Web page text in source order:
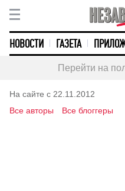
НОВОСТИ ГАЗЕТА
Перейти на
На сайте с 22.11.2012
Все авторы
Все блоггеры